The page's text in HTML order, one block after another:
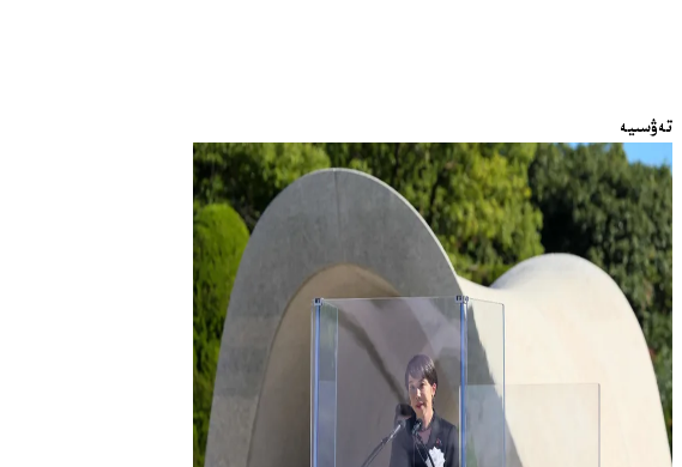
تەۋسىيە